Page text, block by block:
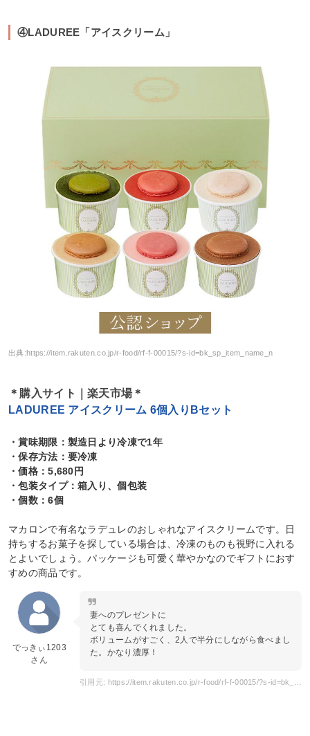
④LADUREE「アイスクリーム」
出典:https://item.rakuten.co.jp/r-food/rf-f-00015/?s-id=bk_sp_item_name_n
＊購入サイト｜楽天市場＊
LADUREE アイスクリーム 6個入りBセット
・賞味期限：製造日より冷凍で1年
・保存方法：要冷凍
・価格：5,680円
・包装タイプ：箱入り、個包装
・個数：6個
マカロンで有名なラデュレのおしゃれなアイスクリームです。日
持ちするお菓子を探している場合は、冷凍のものも視野に入れる
とよいでしょう。パッケージも可愛く華やかなのでギフトにおす
すめの商品です。
でっきぃ1203
さん
妻へのプレゼントに
とても喜んでくれました。
ボリュームがすごく、2人で半分にしながら食べまし
た。かなり濃厚！